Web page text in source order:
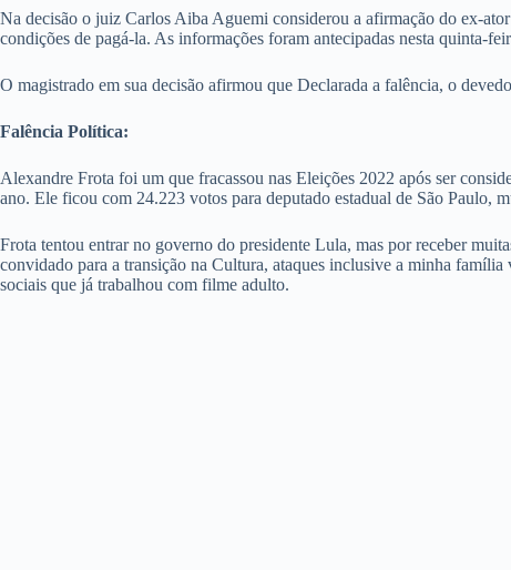
Na decisão o juiz Carlos Aiba Aguemi considerou a afirmação do ex-
condições de pagá-la. As informações foram antecipadas nesta quinta-
O magistrado em sua decisão afirmou que Declarada a falência, o
Falência Política:
Alexandre Frota foi um que fracassou nas Eleições 2022 após ser
ano. Ele ficou com 24.223 votos para deputado estadual de São Paulo,
Frota tentou entrar no governo do presidente Lula, mas por receber
convidado para a transição na Cultura, ataques inclusive a minha
sociais que já trabalhou com filme adulto.